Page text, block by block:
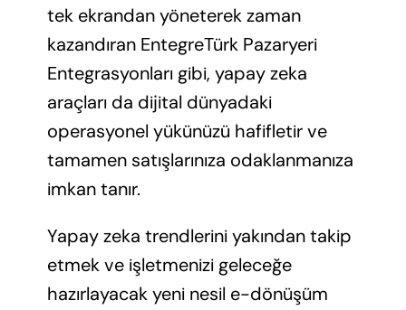
tek ekrandan yöneterek zaman
kazandıran EntegreTürk Pazaryeri
Entegrasyonları gibi, yapay zeka
araçları da dijital dünyadaki
operasyonel yükünüzü hafifletir ve
tamamen satışlarınıza odaklanmanıza
imkan tanır.
Yapay zeka trendlerini yakından takip
etmek ve işletmenizi geleceğe
hazırlayacak yeni nesil e-dönüşüm